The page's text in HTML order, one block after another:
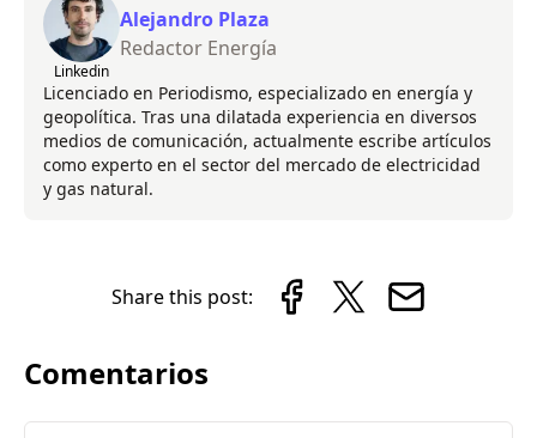
Linkedin
Alejandro Plaza
Redactor Energía
Licenciado en Periodismo, especializado en energía y
geopolítica. Tras una dilatada experiencia en diversos
medios de comunicación, actualmente escribe artículos
como experto en el sector del mercado de electricidad
y gas natural.
Share this post:
Comentarios